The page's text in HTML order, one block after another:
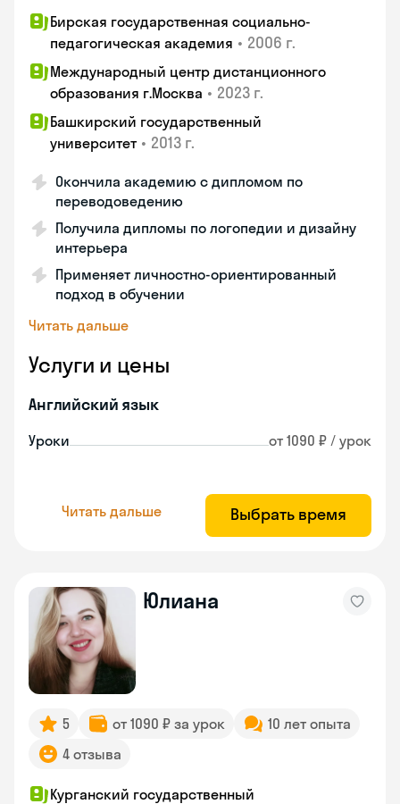
Бирская государственная социально-
педагогическая академия • 2006 г.
Международный центр дистанционного
образования г.Москва • 2023 г.
Башкирский государственный
университет • 2013 г.
Окончила академию с дипломом по
переводоведению
Получила дипломы по логопедии и дизайну
интерьера
Применяет личностно-ориентированный
подход в обучении
Читать дальше
Услуги и цены
Английский язык
Уроки от 1090 ₽ / урок
Читать дальше Выбрать время
Юлиана
5 от 1090 ₽ за урок
10 лет опыта
4 отзыва
Курганский государственный